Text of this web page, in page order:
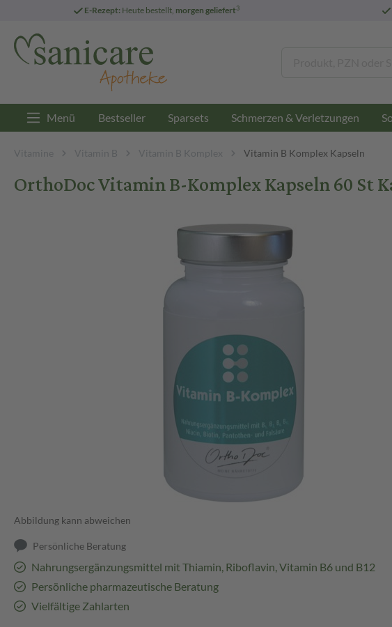
E-Rezept: Heute bestellt, morgen geliefert3
Menü Bestseller Sparsets Schmerzen & Verletzungen
Vitamine Vitamin B Vitamin B Komplex Vitamin B Komplex Kapseln
OrthoDoc Vitamin B-Komplex Kapseln 60 St
Abbildung kann abweichen
Persönliche Beratung
Nahrungsergänzungsmittel mit Thiamin, Riboflavin, Vitamin B6 und B12
Persönliche pharmazeutische Beratung
Vielfältige Zahlarten